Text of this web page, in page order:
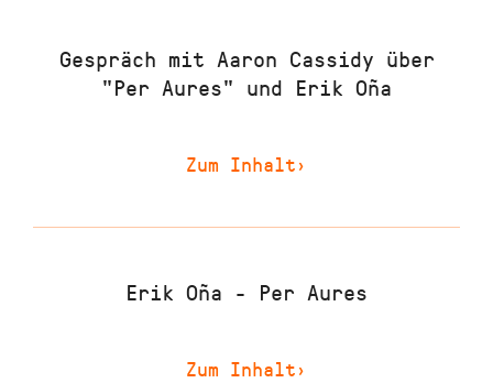
Gespräch mit Aaron Cassidy über
"Per Aures" und Erik Oña
Zum Inhalt›
Erik Oña - Per Aures
Zum Inhalt›